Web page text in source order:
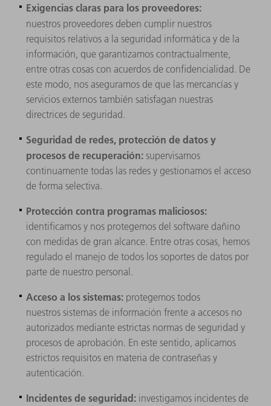
Exigencias claras para los proveedores:
nuestros proveedores deben cumplir nuestros
requisitos relativos a la seguridad informática y de la
información, que garantizamos contractualmente,
entre otras cosas con acuerdos de confidencialidad. De
este modo, nos aseguramos de que las mercancías y
servicios externos también satisfagan nuestras
directrices de seguridad.
Seguridad de redes, protección de datos y
procesos de recuperación: supervisamos
continuamente todas las redes y gestionamos el acceso
de forma selectiva.
Protección contra programas maliciosos:
identificamos y nos protegemos del software dañino
con medidas de gran alcance. Entre otras cosas, hemos
regulado el manejo de todos los soportes de datos por
parte de nuestro personal.
Acceso a los sistemas: protegemos todos
nuestros sistemas de información frente a accesos no
autorizados mediante estrictas normas de seguridad y
procesos de aprobación. En este sentido, aplicamos
estrictos requisitos en materia de contraseñas y
autenticación.
Incidentes de seguridad: investigamos incidentes de